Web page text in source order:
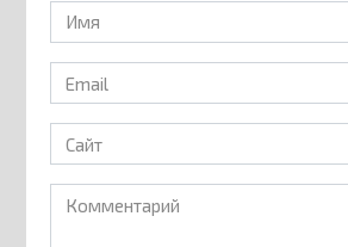
Имя
*
Email
*
Сайт
Комментарий